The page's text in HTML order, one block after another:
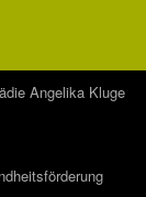
Angelika Kluge